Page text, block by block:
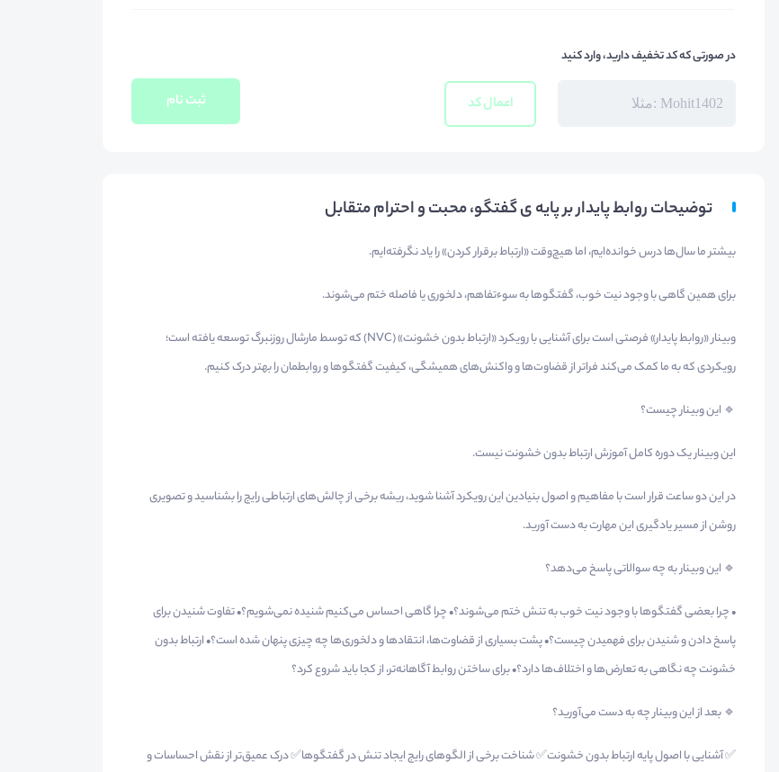
در صورتی که کد تخفیف دارید، وارد کنید
اعمال کد ثبت نام
توضیحات روابط پایدار بر پایه ی گفتگو، محبت و احترام متقابل
بیشتر ما سال‌ها درس خوانده‌ایم، اما هیچ‌وقت «ارتباط برقرار کردن» را یاد نگرفته‌ایم.
برای همین گاهی با وجود نیت خوب، گفتگوها به سوءتفاهم، دلخوری یا فاصله ختم می‌شوند.
وبینار «روابط پایدار» فرصتی است برای آشنایی با رویکرد «ارتباط بدون خشونت» (NVC) که توسط مارشال روزنبرگ توسعه یافته است؛
رویکردی که به ما کمک می‌کند فراتر از قضاوت‌ها و واکنش‌های همیشگی، کیفیت گفتگوها و روابطمان را بهتر درک کنیم.
🔹 این وبینار چیست؟
این وبینار یک دوره کامل آموزش ارتباط بدون خشونت نیست.
در این دو ساعت قرار است با مفاهیم و اصول بنیادین این رویکرد آشنا شوید، ریشه برخی از چالش‌های ارتباطی رایج را بشناسید و تصویری
روشن از مسیر یادگیری این مهارت به دست آورید.
🔹 این وبینار به چه سوالاتی پاسخ می‌دهد؟
• چرا بعضی گفتگوها با وجود نیت خوب به تنش ختم می‌شوند؟• چرا گاهی احساس می‌کنیم شنیده نمی‌شویم؟• تفاوت شنیدن برای
پاسخ دادن و شنیدن برای فهمیدن چیست؟• پشت بسیاری از قضاوت‌ها، انتقادها و دلخوری‌ها چه چیزی پنهان شده است؟• ارتباط بدون
خشونت چه نگاهی به تعارض‌ها و اختلاف‌ها دارد؟• برای ساختن روابط آگاهانه‌تر، از کجا باید شروع کرد؟
🔹 بعد از این وبینار چه به دست می‌آورید؟
✅ آشنایی با اصول پایه ارتباط بدون خشونت✅ شناخت برخی از الگوهای رایج ایجاد تنش در گفتگوها✅ درک عمیق‌تر از نقش احساسات و